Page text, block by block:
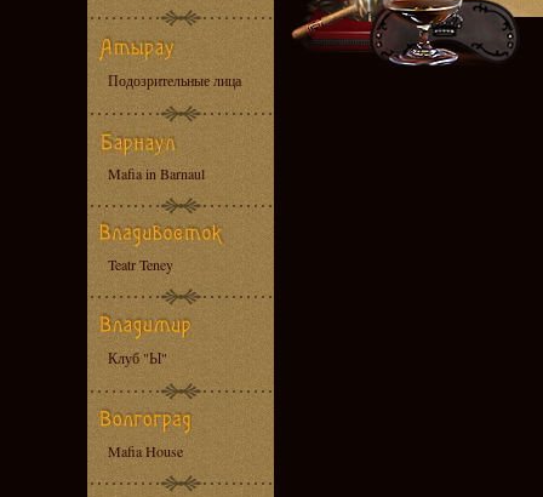
Подозрительные лица
Mafia in Barnaul
Teatr Teney
Клуб "Ы"
Mafia House